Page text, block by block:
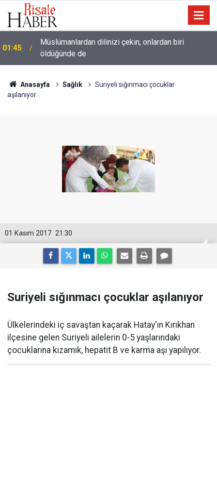
01:45
Müslümanlardan dilinizi çekin, onlardan biri
öldüğünde de
Anasayfa Sağlık
Suriyeli sığınmacı çocuklar
aşılanıyor
21:30
01 Kasım 2017
Suriyeli sığınmacı çocuklar aşılanıyor
Ülkelerindeki iç savaştan kaçarak Hatay'ın Kırıkhan
ilçesine gelen Suriyeli ailelerin 0-5 yaşlarındaki
çocuklarına kızamık, hepatit B ve karma aşı yapılıyor.